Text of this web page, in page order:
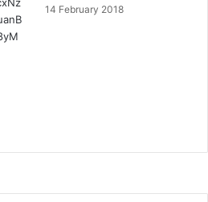
14 February 2018